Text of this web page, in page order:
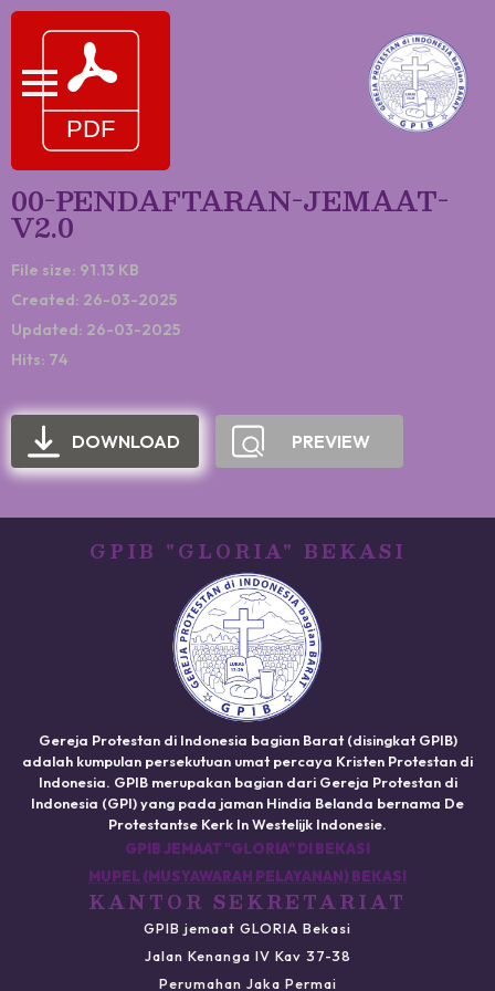
00-PENDAFTARAN-JEMAAT-
V2.0
File size: 91.13 KB
Created: 26-03-2025
Updated: 26-03-2025
Hits: 74
DOWNLOAD PREVIEW
GPIB "GLORIA" BEKASI
Gereja Protestan di Indonesia bagian Barat (disingkat GPIB)
adalah kumpulan persekutuan umat percaya Kristen Protestan di
Indonesia. GPIB merupakan bagian dari Gereja Protestan di
Indonesia (GPI) yang pada jaman Hindia Belanda bernama De
Protestantse Kerk In Westelijk Indonesie.
GPIB JEMAAT "GLORIA" DI BEKASI
MUPEL (MUSYAWARAH PELAYANAN) BEKASI
KANTOR SEKRETARIAT
GPIB jemaat GLORIA Bekasi
Jalan Kenanga IV Kav 37-38
Perumahan Jaka Permai